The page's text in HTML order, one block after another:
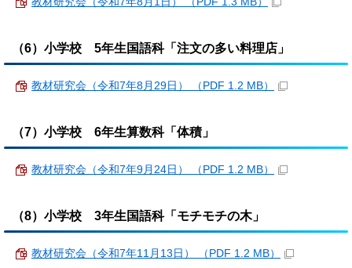
（6）小学校 5年生国語科「注文の多い料理店」
教材研究会（令和7年8月29日） （PDF 1.2 MB）
（7）小学校 6年生算数科「体積」
教材研究会（令和7年9月24日） （PDF 1.2 MB）
（8）小学校 3年生国語科「モチモチの木」
教材研究会（令和7年11月13日） （PDF 1.2 MB）